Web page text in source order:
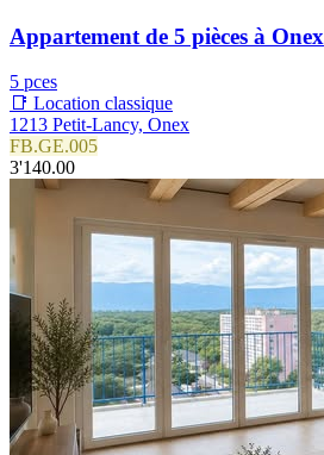
Appartement de 5 pièces à Onex
5 pces
📑 Location classique
1213 Petit-Lancy, Onex
FB.GE.005
3'140.00